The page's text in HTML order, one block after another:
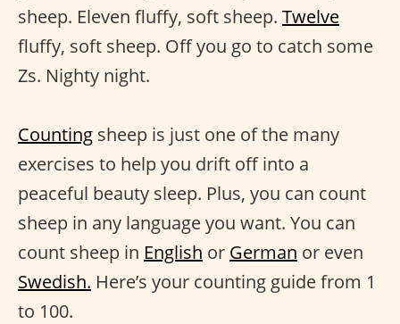
sheep. Eleven fluffy, soft sheep. Twelve
fluffy, soft sheep. Off you go to catch some
Zs. Nighty night.
Counting sheep is just one of the many
exercises to help you drift off into a
peaceful beauty sleep. Plus, you can count
sheep in any language you want. You can
count sheep in English or German or even
Swedish. Here’s your counting guide from 1
to 100.